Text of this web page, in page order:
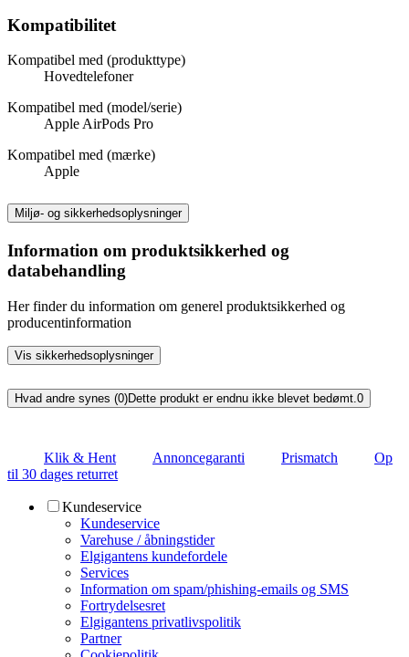
Kompatibilitet
Kompatibel med (produkttype)
Hovedtelefoner
Kompatibel med (model/serie)
Apple AirPods Pro
Kompatibel med (mærke)
Apple
Miljø- og sikkerhedsoplysninger
Information om produktsikkerhed og
databehandling
Her finder du information om generel produktsikkerhed og
producentinformation
Vis sikkerhedsoplysninger
Hvad andre synes (0)Dette produkt er endnu ikke blevet bedømt. 0
Klik & Hent Annoncegaranti Prismatch
Op
til 30 dages returret
Kundeservice
Kundeservice
Varehuse / åbningstider
Elgigantens kundefordele
Services
Information om spam/phishing-emails og SMS
Fortrydelsesret
Elgigantens privatlivspolitik
Partner